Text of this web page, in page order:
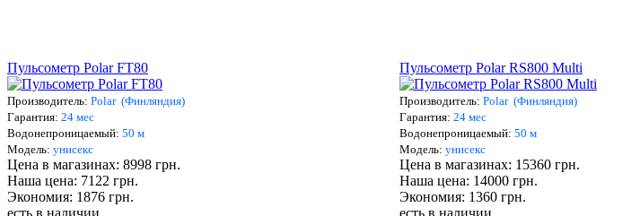
Пульсометр Polar FT80
Производитель: Polar (Финляндия)
Гарантия: 24 мес
Водонепроницаемый: 50 м
Модель: унисекс
Цена в магазинах: 8998 грн.
Наша цена: 7122 грн.
Экономия: 1876 грн.
Пульсометр Polar RS800 Multi
Производитель: Polar (Финляндия)
Гарантия: 24 мес
Водонепроницаемый: 50 м
Модель: унисекс
Цена в магазинах: 15360 грн.
Наша цена: 14000 грн.
Экономия: 1360 грн.